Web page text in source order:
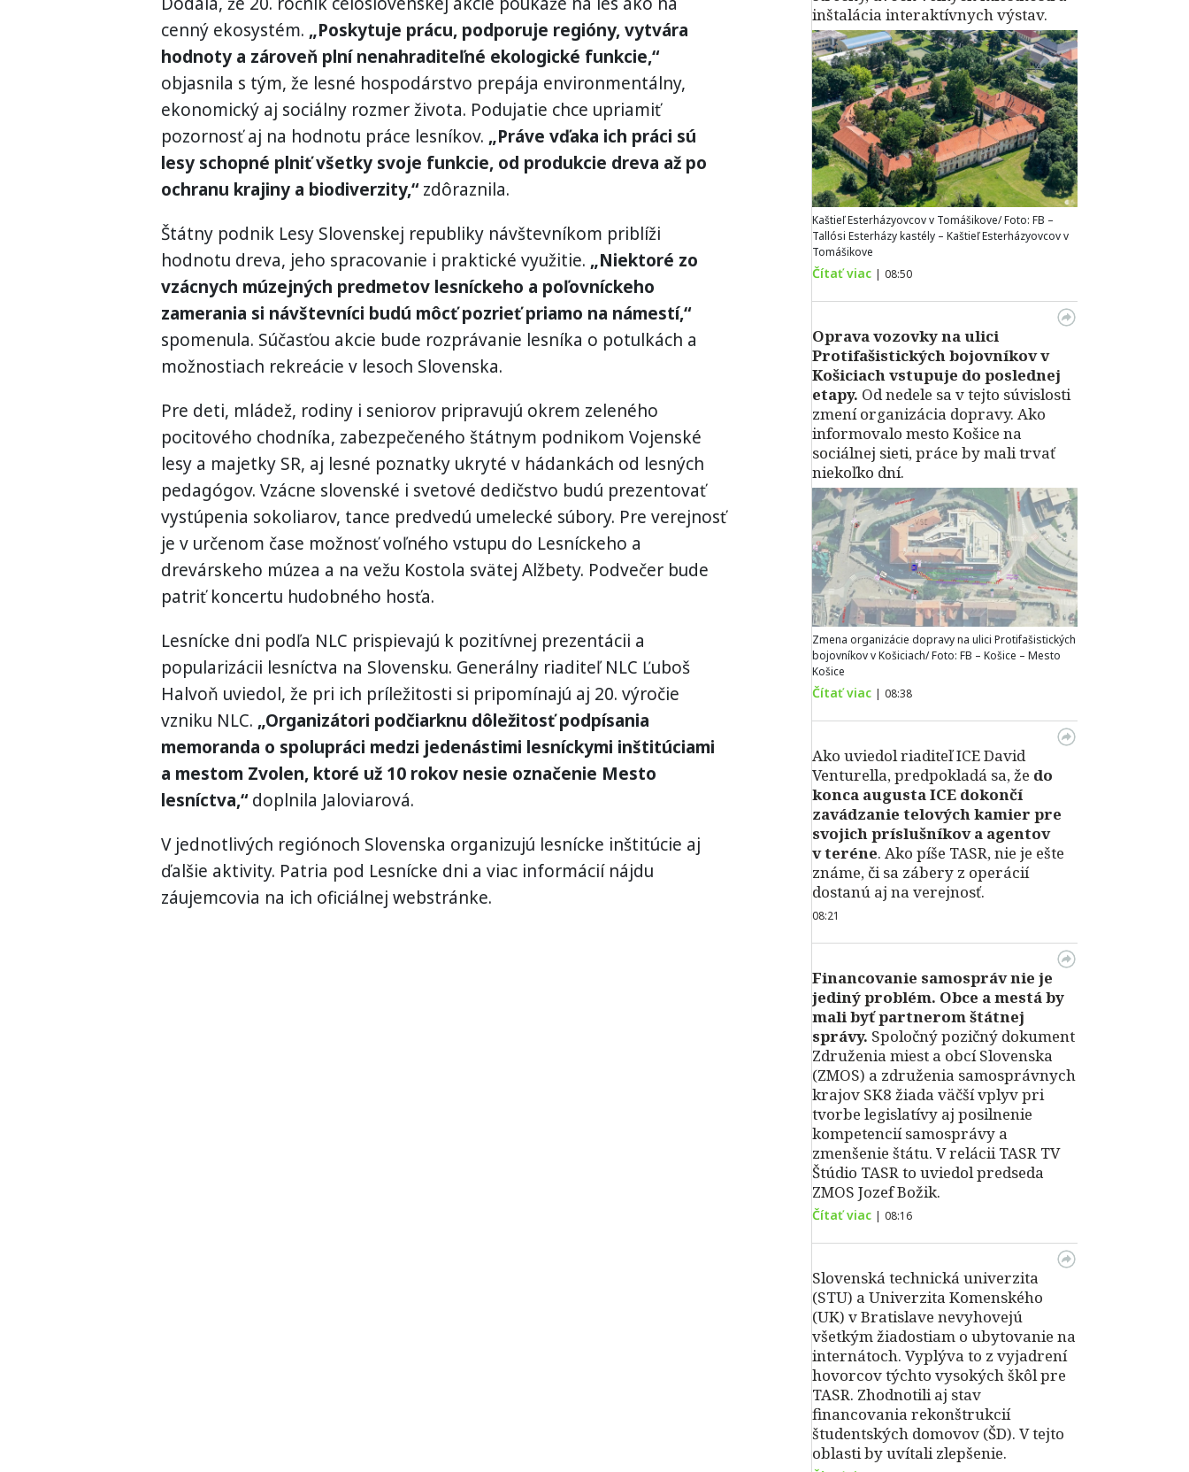
cenný ekosystém. „Poskytuje prácu, podporuje regióny, vytvára
hodnoty a zároveň plní nenahraditeľné ekologické funkcie,“
objasnila s tým, že lesné hospodárstvo prepája environmentálny,
ekonomický aj sociálny rozmer života. Podujatie chce upriamiť
pozornosť aj na hodnotu práce lesníkov. „Práve vďaka ich práci sú
lesy schopné plniť všetky svoje funkcie, od produkcie dreva až po
ochranu krajiny a biodiverzity,“zdôraznila.
Štátny podnik Lesy Slovenskej republiky návštevníkom priblíži
hodnotu dreva, jeho spracovanie i praktické využitie. „Niektoré zo
vzácnych múzejných predmetov lesníckeho a poľovníckeho
zamerania si návštevníci budú môcť pozrieť priamo na námestí,“
spomenula. Súčasťou akcie bude rozprávanie lesníka o potulkách a
možnostiach rekreácie v lesoch Slovenska.
Pre deti, mládež, rodiny i seniorov pripravujú okrem zeleného
pocitového chodníka, zabezpečeného štátnym podnikom Vojenské
lesy a majetky SR, aj lesné poznatky ukryté v hádankách od lesných
pedagógov. Vzácne slovenské i svetové dedičstvo budú prezentovať
vystúpenia sokoliarov, tance predvedú umelecké súbory. Pre verejnosť
je v určenom čase možnosť voľného vstupu do Lesníckeho a
drevárskeho múzea a na vežu Kostola svätej Alžbety. Podvečer bude
patriť koncertu hudobného hosťa.
Lesnícke dni podľa NLC prispievajú k pozitívnej prezentácii a
popularizácii lesníctva na Slovensku. Generálny riaditeľ NLC Ľuboš
Halvoň uviedol, že pri ich príležitosti si pripomínajú aj 20. výročie
vzniku NLC. „Organizátori podčiarknu dôležitosť podpísania
memoranda o spolupráci medzi jedenástimi lesníckymi inštitúciami
a mestom Zvolen, ktoré už 10 rokov nesie označenie Mesto
lesníctva,“doplnila Jaloviarová.
V jednotlivých regiónoch Slovenska organizujú lesnícke inštitúcie aj
ďalšie aktivity. Patria pod Lesnícke dni a viac informácií nájdu
záujemcovia na ich oficiálnej webstránke.
inštalácia interaktívnych výstav.
Kaštieľ Esterházyovcov v Tomášikove/ Foto: FB –
Tallósi Esterházy kastély – Kaštieľ Esterházyovcov v
Tomášikove
Čítať viac | 08:50
Oprava vozovky na ulici
Protifašistických bojovníkov v
Košiciach vstupuje do poslednej
etapy. Od nedele sa v tejto súvislosti
zmení organizácia dopravy. Ako
informovalo mesto Košice na
sociálnej sieti, práce by mali trvať
niekoľko dní.
Zmena organizácie dopravy na ulici Protifašistických
bojovníkov v Košiciach/ Foto: FB – Košice – Mesto
Košice
Čítať viac | 08:38
Ako uviedol riaditeľ ICE David
Venturella, predpokladá sa, že do
konca augusta ICE dokončí
zavádzanie telových kamier pre
svojich príslušníkov a agentov
v teréne. Ako píše TASR, nie je ešte
známe, či sa zábery z operácií
dostanú aj na verejnosť.
08:21
Financovanie samospráv nie je
jediný problém. Obce a mestá by
mali byť partnerom štátnej
správy. Spoločný pozičný dokument
Združenia miest a obcí Slovenska
(ZMOS) a združenia samosprávnych
krajov SK8 žiada väčší vplyv pri
tvorbe legislatívy aj posilnenie
kompetencií samosprávy a
zmenšenie štátu. V relácii TASR TV
Štúdio TASR to uviedol predseda
ZMOS Jozef Božik.
Čítať viac | 08:16
Slovenská technická univerzita
(STU) a Univerzita Komenského
(UK) v Bratislave nevyhovejú
všetkým žiadostiam o ubytovanie na
internátoch. Vyplýva to z vyjadrení
hovorcov týchto vysokých škôl pre
TASR. Zhodnotili aj stav
financovania rekonštrukcií
študentských domovov (ŠD). V tejto
oblasti by uvítali zlepšenie.